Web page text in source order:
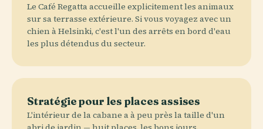
Le Café Regatta accueille explicitement les animaux
sur sa terrasse extérieure. Si vous voyagez avec un
chien à Helsinki, c'est l'un des arrêts en bord d'eau
les plus détendus du secteur.
Stratégie pour les places assises
L'intérieur de la cabane a à peu près la taille d'un